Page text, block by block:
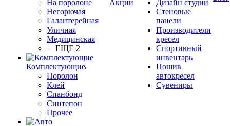
На поролоне
Негорючая
Галантерейная
Уличная
Медицинская
+ ЕЩЕ 2
Комплектующие
Поролон
Клей
Спанбонд
Синтепон
Прочее
Акции
Дизайн студии
Стеновые
панели
Производители
кресел
Спортивный
инвентарь
Пошив
автокресел
Сувениры